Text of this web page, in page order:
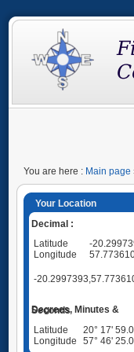
You are here : Main page
Your Location
Decimal :
Latitude
-
Longitude
-
Degrees, Minutes & Seconds
Latitude
20° 17'
Longitude
57° 46'